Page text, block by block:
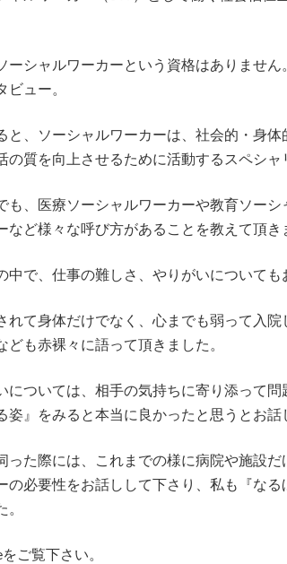
ーシャルワーカーという資格はありませ
ビュー。
と、ソーシャルワーカーは、社会的・身
の質を向上させるために活動するスペシャ
も、医療ソーシャルワーカーや教育ソー
など様々な呼び方があることを教えて頂き
中で、仕事の難しさ、やりがいについても
れて身体だけでなく、心までも弱って入
ども赤裸々に語って頂きました。
については、相手の気持ちに寄り添って
姿』をみると本当に良かったと思うとお話
った際には、これまでの様に病院や施設
の必要性をお話しして下さり、私も『な
。
ご覧下さい。